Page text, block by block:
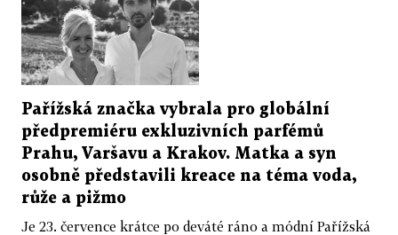
Pařížská značka vybrala pro globální
předpremiéru exkluzivních parfémů
Prahu, Varšavu a Krakov. Matka a syn
osobně představili kreace na téma voda,
růže a pižmo
Je 23. července krátce po deváté ráno a módní Pařížská